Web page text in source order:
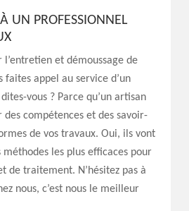
UN PROFESSIONNEL
et démoussage de
faites appel au service d’un
vous ? Parce qu’un artisan
compétences et des savoir-
de vos travaux. Oui, ils vont
les plus efficaces pour
de traitement. N’hésitez pas à
nous, c’est nous le meilleur